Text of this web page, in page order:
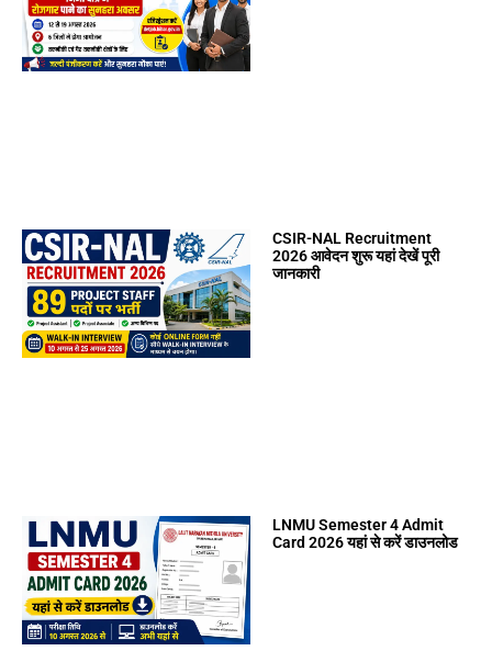
CSIR-NAL Recruitment
2026 आवेदन शुरू यहां देखें पूरी
जानकारी
LNMU Semester 4 Admit
Card 2026 यहां से करें डाउनलोड